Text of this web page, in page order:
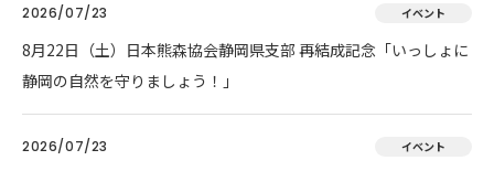
2026/07/23 イベント
8月22日（土）日本熊森協会静岡県支部 再結成記念「いっしょに
静岡の自然を守りましょう！」
2026/07/23 イベント